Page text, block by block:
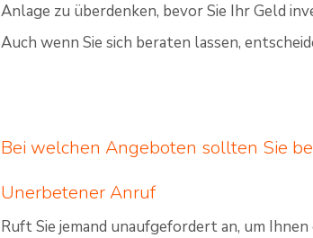
Anlage zu überdenken, bevor Sie Ihr Geld
Auch wenn Sie sich beraten lassen,
Bei welchen Angeboten sollten Sie
Unerbetener Anruf
Ruft Sie jemand unaufgefordert an, um